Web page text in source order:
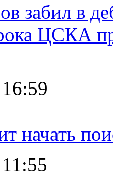
забил в
ЦСКА
начать